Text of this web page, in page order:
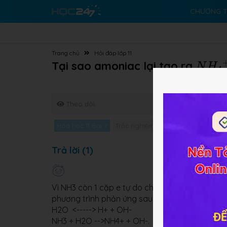
CHƯƠNG
Trang chủ Hỏi đáp lớp 11
Tại sao amoniac lại tạo raNH4
NH4
Theo dõi
Trả lời (1)
Vì NH3 còn 1 cặp e tự do chưa liên kết, H+
phương trình phản ứng sau:
H2O <-----> H+ + OH-
NH3 + H2O -->NH4+ + OH-.